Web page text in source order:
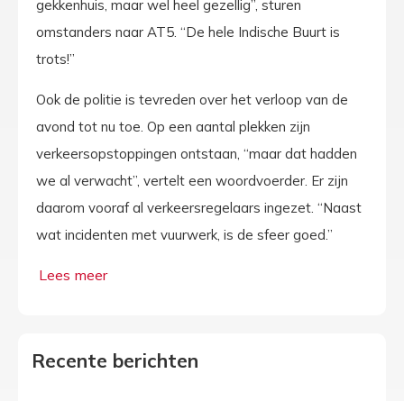
gekkenhuis, maar wel heel gezellig”, sturen
omstanders naar AT5. “De hele Indische Buurt is
trots!”
Ook de politie is tevreden over het verloop van de
avond tot nu toe. Op een aantal plekken zijn
verkeersopstoppingen ontstaan, “maar dat hadden
we al verwacht”, vertelt een woordvoerder. Er zijn
daarom vooraf al verkeersregelaars ingezet. “Naast
wat incidenten met vuurwerk, is de sfeer goed.”
Recente berichten